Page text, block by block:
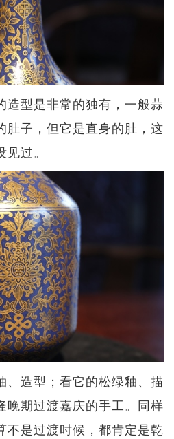
造型是非常的独有，一般蒜
肚子，但它是直身的肚，这
过。
、造型；看它的松绿釉、描
晚期过渡嘉庆的手工。同样
不是过渡时候，都肯定是乾